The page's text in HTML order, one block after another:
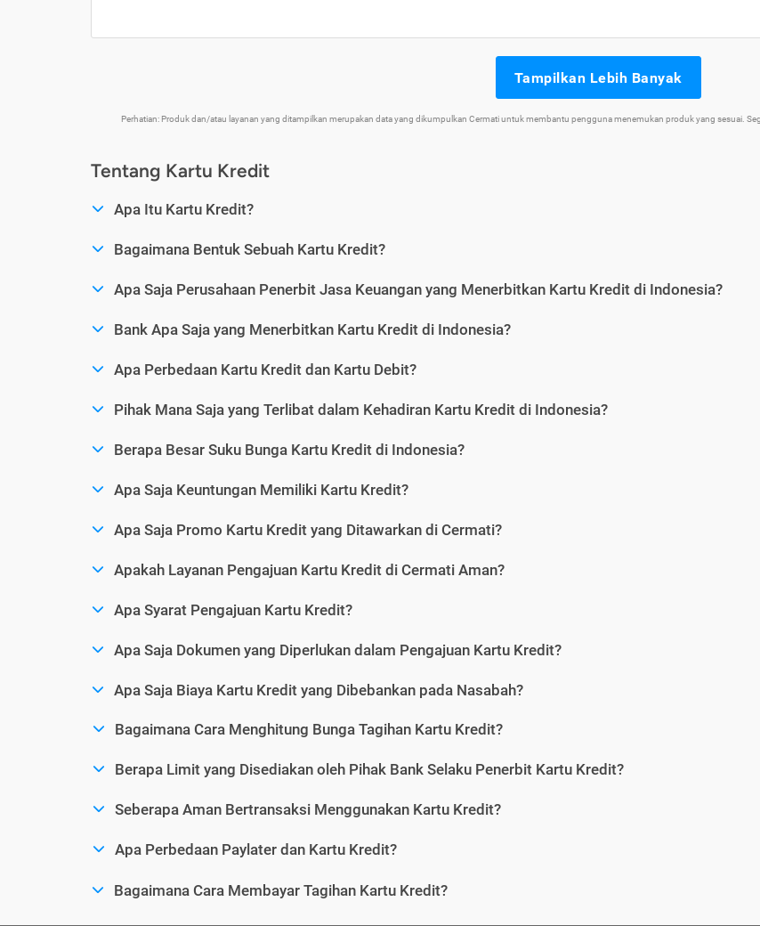
Tampilkan Lebih Banyak
Perhatian: Produk dan/atau layanan yang ditampilkan merupakan data yang dikumpulkan Cermati untuk membantu pengguna menemukan produk yang sesuai.
Tentang Kartu Kredit
Apa Itu Kartu Kredit?
Bagaimana Bentuk Sebuah Kartu Kredit?
Apa Saja Perusahaan Penerbit Jasa Keuangan yang Menerbitkan Kartu Kredit di Indonesia?
Bank Apa Saja yang Menerbitkan Kartu Kredit di Indonesia?
Apa Perbedaan Kartu Kredit dan Kartu Debit?
Pihak Mana Saja yang Terlibat dalam Kehadiran Kartu Kredit di Indonesia?
Berapa Besar Suku Bunga Kartu Kredit di Indonesia?
Apa Saja Keuntungan Memiliki Kartu Kredit?
Apa Saja Promo Kartu Kredit yang Ditawarkan di Cermati?
Apakah Layanan Pengajuan Kartu Kredit di Cermati Aman?
Apa Syarat Pengajuan Kartu Kredit?
Apa Saja Dokumen yang Diperlukan dalam Pengajuan Kartu Kredit?
Apa Saja Biaya Kartu Kredit yang Dibebankan pada Nasabah?
Bagaimana Cara Menghitung Bunga Tagihan Kartu Kredit?
Berapa Limit yang Disediakan oleh Pihak Bank Selaku Penerbit Kartu Kredit?
Seberapa Aman Bertransaksi Menggunakan Kartu Kredit?
Apa Perbedaan Paylater dan Kartu Kredit?
Bagaimana Cara Membayar Tagihan Kartu Kredit?